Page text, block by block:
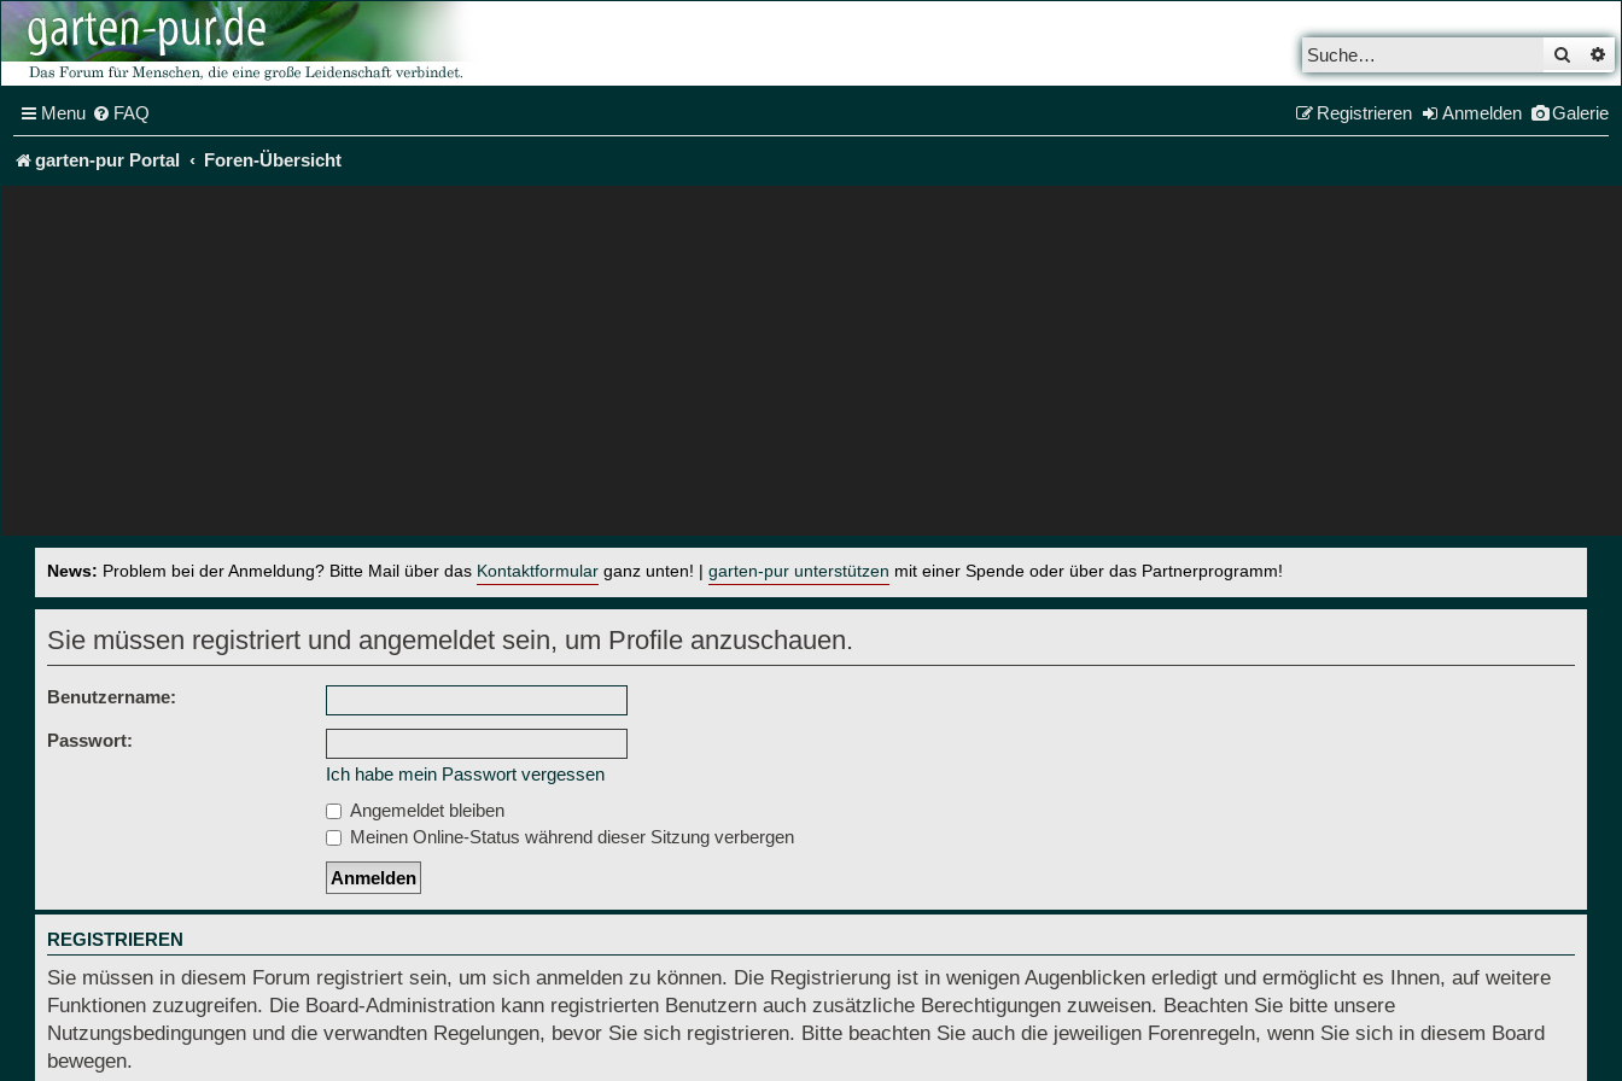
Menu FAQ Galerie
Anmelden
Registrieren
garten-pur Portal Foren-Übersicht
News: Problem bei der Anmeldung? Bitte Mail über das Kontaktformular ganz unten! | garten-pur unterstützen mit einer Spende oder über das Partnerprogramm!
Sie müssen registriert und angemeldet sein, um Profile anzuschauen.
Benutzername:
Passwort:
Ich habe mein Passwort vergessen
Angemeldet bleiben
Meinen Online-Status während dieser Sitzung verbergen
REGISTRIEREN
Sie müssen in diesem Forum registriert sein, um sich anmelden zu können. Die Registrierung ist in wenigen Augenblicken erledigt und ermöglicht es Ihnen, auf weitere
Funktionen zuzugreifen. Die Board-Administration kann registrierten Benutzern auch zusätzliche Berechtigungen zuweisen. Beachten Sie bitte unsere
Nutzungsbedingungen und die verwandten Regelungen, bevor Sie sich registrieren. Bitte beachten Sie auch die jeweiligen Forenregeln, wenn Sie sich in diesem Board
bewegen.